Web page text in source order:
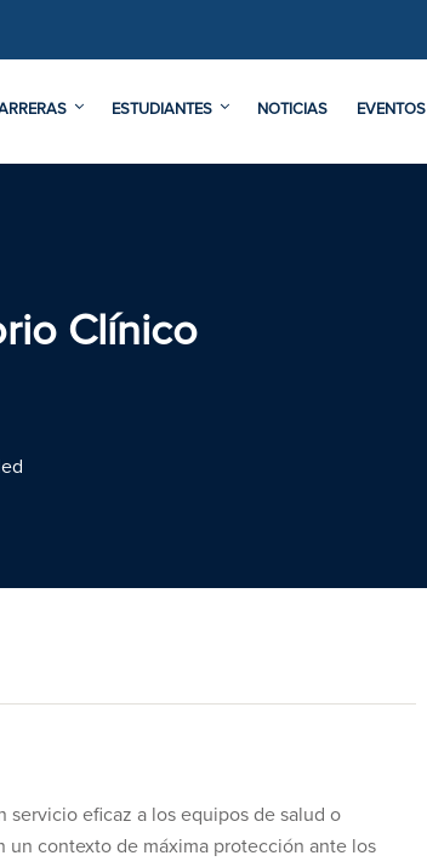
ESTUDIANTES NOTICIAS EVENTOS
Clínico
servicio eficaz a los equipos de salud o
un contexto de máxima protección ante los